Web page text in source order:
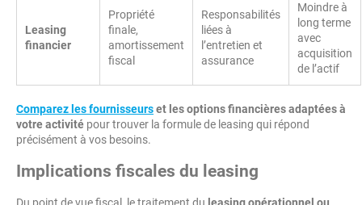
Leasing
financier
Propriété
finale,
amortissement
fiscal
Responsabilités
liées à
l’entretien et
assurance
Moindre à
long terme
avec
acquisition
de l’actif
Comparez les fournisseurset les options financières adaptées à
votre activité pour trouver la formule de leasing qui répond
précisément à vos besoins.
Implications fiscales du leasing